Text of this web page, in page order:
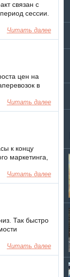
связан с
сессии.
Читать далее
цен на
в
Читать далее
к концу
маркетинга,
Читать далее
Так быстро
Читать далее